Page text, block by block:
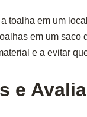
toalha em um
em um
e a evitar
e